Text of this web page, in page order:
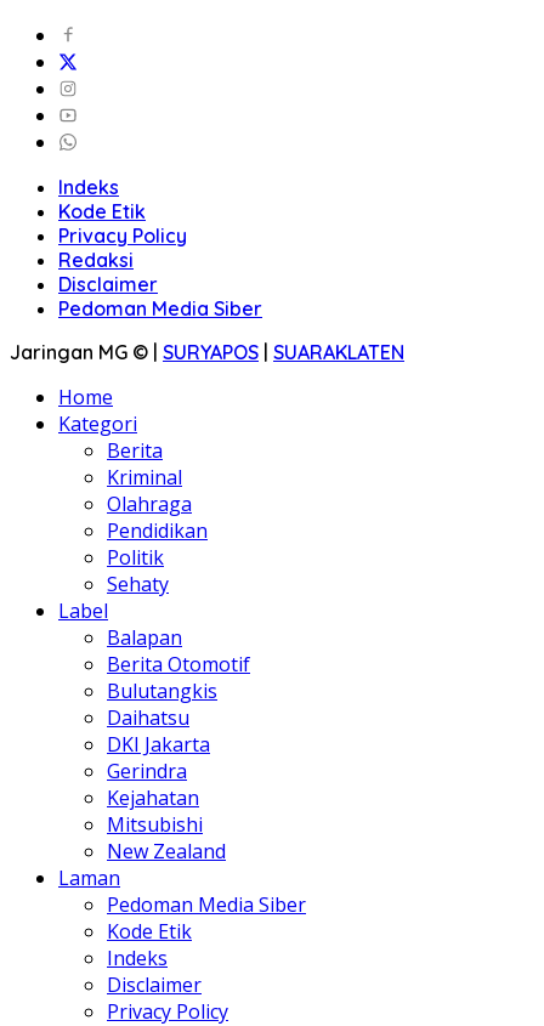
Indeks
Kode Etik
Privacy Policy
Redaksi
Disclaimer
Pedoman Media Siber
Jaringan MG © | SURYAPOS | SUARAKLATEN
Home
Kategori
Berita
Kriminal
Olahraga
Pendidikan
Politik
Sehaty
Label
Balapan
Berita Otomotif
Bulutangkis
Daihatsu
DKI Jakarta
Gerindra
Kejahatan
Mitsubishi
New Zealand
Laman
Pedoman Media Siber
Kode Etik
Indeks
Disclaimer
Privacy Policy